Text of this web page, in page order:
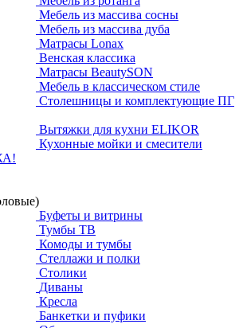
Мебель из массива сосны
Мебель из массива дуба
Матрасы Lonax
Венская классика
Матрасы BeautySON
Мебель в классическом стиле
Столешницы и комплектующие ПГ
Вытяжки для кухни ELIKOR
Кухонные мойки и смесители
Буфеты и витрины
Тумбы ТВ
Комоды и тумбы
Стеллажи и полки
Столики
Диваны
Кресла
Банкетки и пуфики